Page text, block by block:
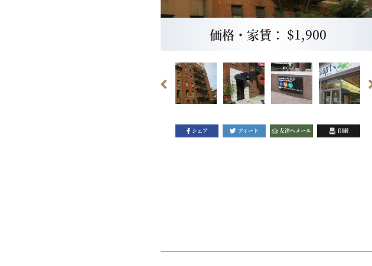
価格・家賃： $1,900
シェア ツィート 友達へメール 印刷